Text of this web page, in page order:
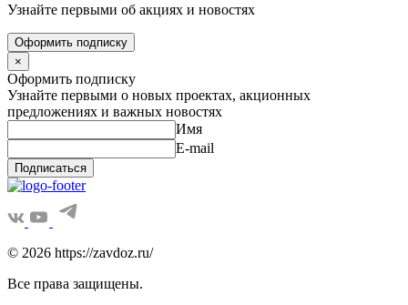
Узнайте первыми об акциях и новостях
Оформить подписку
×
Оформить подписку
Узнайте первыми о новых проектах, акционных
предложениях и важных новостях
Имя
E-mail
Подписаться
© 2026 https://zavdoz.ru/
Все права защищены.